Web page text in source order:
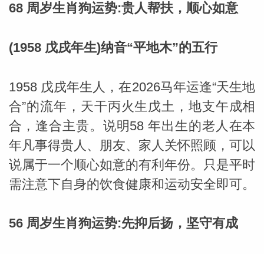
网
68 周岁生肖狗运势:贵人帮扶，顺心如意
(1958 戊戌年生)纳音“平地木”的五行
1958 戊戌年生人，在2026马年运逢“天生地
合”的流年，天干丙火生戊土，地支午成相
合，逢合主贵。说明58 年出生的老人在本
年凡事得贵人、朋友、家人关怀照顾，可以
说属于一个顺心如意的有利年份。只是平时
需注意下自身的饮食健康和运动安全即可。
56 周岁生肖狗运势:先抑后扬，坚守有成